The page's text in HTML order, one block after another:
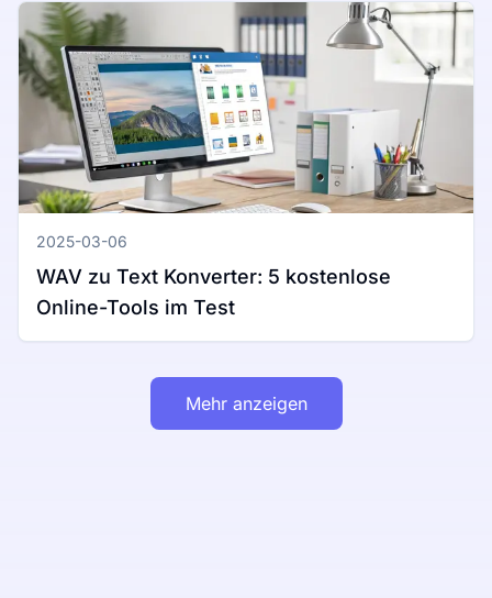
2025-03-06
WAV zu Text Konverter: 5 kostenlose
Online-Tools im Test
Mehr anzeigen